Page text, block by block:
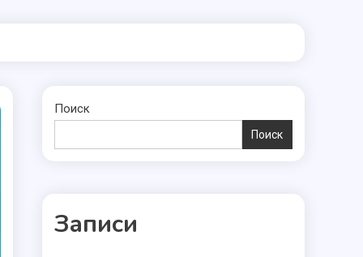
Поиск
Поиск
Записи